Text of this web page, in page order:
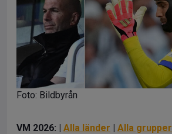
Foto: Bildbyrån
VM 2026: | Alla länder | Alla grupper